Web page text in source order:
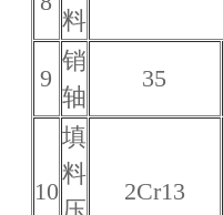
料
9
销
轴
35
10
填
料
2Cr13